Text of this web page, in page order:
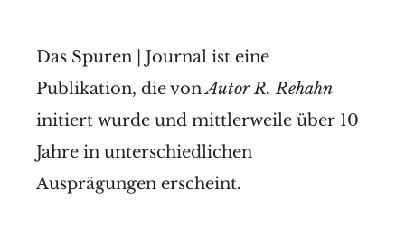
Das Spuren | Journal ist eine
Publikation, die vonAutor R. Rehahn
initiert wurde und mittlerweile über 10
Jahre in unterschiedlichen
Ausprägungen erscheint.